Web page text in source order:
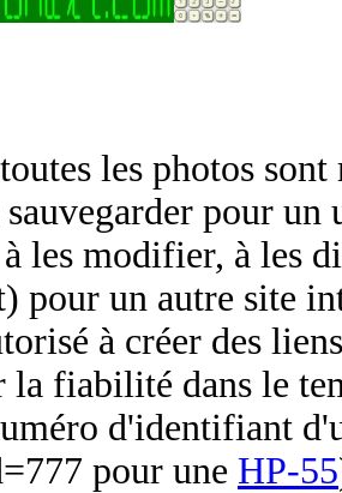
les photos sont
pour un
à les modifier, à les
pour un autre site
à créer des
la fiabilité dans le
d'identifiant
pour une HP-55